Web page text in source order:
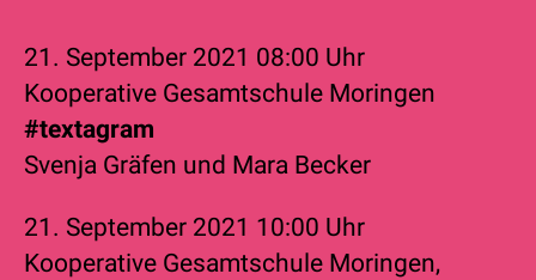
21. September 2021 08:00 Uhr
Kooperative Gesamtschule Moringen
#textagram
Svenja Gräfen und Mara Becker
21. September 2021 10:00 Uhr
Kooperative Gesamtschule Moringen,